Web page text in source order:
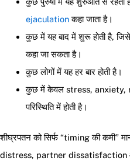
ejaculationकहा जाता है।
कुछ में यह बाद में शुरू होती है,
कहा जा सकता है।
कुछ लोगों में यह हर बार होती है।
कुछ में केवल stress, anxiety,
परिस्थिति में होती है।
शीघ्रपतन को सिर्फ “timing की कमी”
distress, partner dissatisfaction